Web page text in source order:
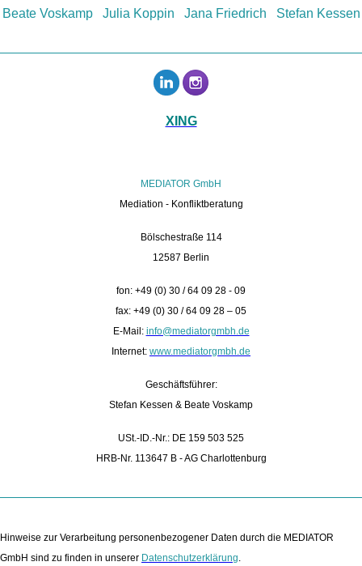
Beate Voskamp Julia Koppin Jana Friedrich Stefan Kessen
XING
MEDIATOR GmbH
Mediation - Konfliktberatung
Bölschestraße 114
12587 Berlin
fon: +49 (0) 30 / 64 09 28 - 09
fax: +49 (0) 30 / 64 09 28 – 05
E-Mail: info@mediatorgmbh.de
Internet: www.mediatorgmbh.de
Geschäftsführer:
Stefan Kessen & Beate Voskamp
USt.-ID.-Nr.: DE 159 503 525
HRB-Nr. 113647 B - AG Charlottenburg
Hinweise zur Verarbeitung personenbezogener Daten durch die MEDIATOR
GmbH sind zu finden in unserer Datenschutzerklärung.